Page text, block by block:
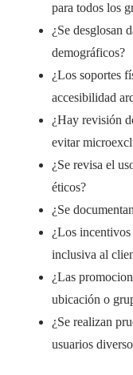
para todos los
¿Se desglosan
demográficos?
¿Los soportes
accesibilidad
¿Hay revisión
evitar
¿Se revisa el
éticos?
¿Se
¿Los
inclusiva al
¿Las
ubicación o
¿Se realizan
usuarios